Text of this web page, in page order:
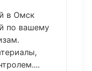
в Омск
по вашему